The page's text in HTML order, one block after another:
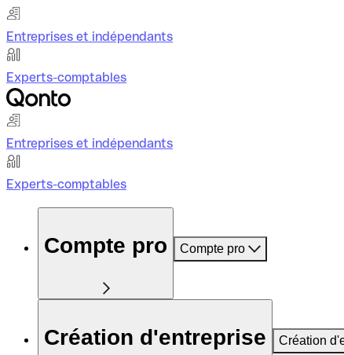
Entreprises et indépendants
Experts-comptables
Entreprises et indépendants
Experts-comptables
Compte pro Compte pro
Création d'entreprise Création